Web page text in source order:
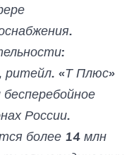
ритейл. «Т Плюс»
России.
более 14 млн